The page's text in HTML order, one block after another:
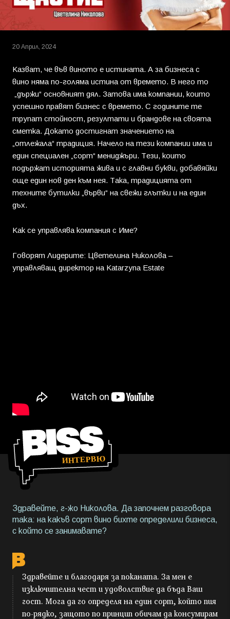
20 Април, 2024
Казват, че във виното е истината. А за бизнеса с
вино няма по-голяма истина от времето. В него то
„държи“ основният дял. Затова има компании, които
успешно правят бизнес с времето. С годините те
трупат стойност, резултати и брандове на своята
сметка. Докато достигнат значението на
„отлежала“ традиция. Начело на тези компании има и
един специален „сорт“ мениджъри. Тези, които
подържат историята жива и с главни букви, добавяйки
още един нов ден към нея. Така, традицията от
техните бутилки „върви“ на свежи глътки и на един
дъх.
Как се управлява компания с Име?
Говорят Лидерите: Цветелина Николова –
управляващ директор на Katarzyna Estate
Здравейте, г-жо Николова. Да започнем разговора
така: на какъв сорт вино бихте определили бизнеса,
с който се занимавате?
Здравейте и благодаря за поканата. За мен е
изключителна чест и удоволствие да бъда Ваш
гост. Мога да го определя на един сорт, който пия
по-рядко, защото по принцип обичам да консумирам